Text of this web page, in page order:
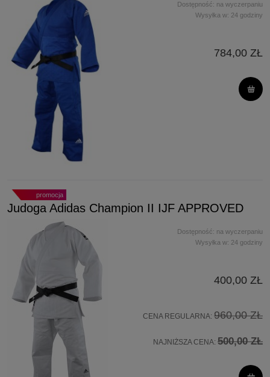
Dostępność: na wyczerpaniu
Wysyłka w: 24 godziny
784,00 ZŁ
Judoga Adidas Champion II IJF APPROVED
Dostępność: na wyczerpaniu
Wysyłka w: 24 godziny
400,00 ZŁ
CENA REGULARNA: 960,00 ZŁ
NAJNIŻSZA CENA: 500,00 ZŁ
promocja